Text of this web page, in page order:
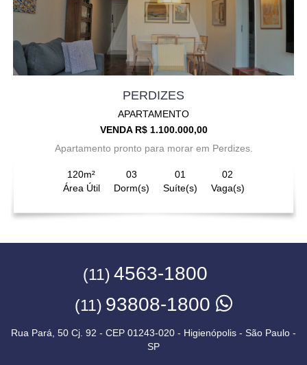
PERDIZES
APARTAMENTO
VENDA R$ 1.100.000,00
Apartamento pronto para morar em Perdizes.
120m²
Área Útil
03
Dorm(s)
01
Suíte(s)
02
Vaga(s)
(11) 4563-1800
(11) 93808-1800
Rua Pará, 50 Cj. 92 - CEP 01243-020 - Higienópolis - São Paulo -
SP